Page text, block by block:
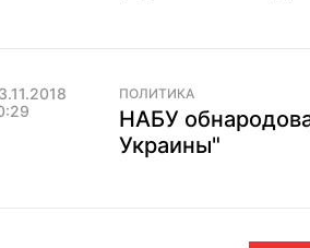
ПОЛИТИКА
НАБУ
Украины"